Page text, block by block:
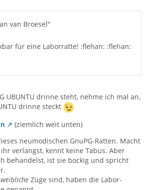
van Broesel"
für eine Laborratte! :flehan: :flehan:
UBUNTU drinne steht, nehme ich mal an,
drinne steckt
(ziemlich weit unten)
neumodischen GnuPG-Ratten. Macht
verlangst, kennt keine Tabus. Aber
behandelst, ist sie bockig und spricht
weibliche Züge sind, haben die Labor-